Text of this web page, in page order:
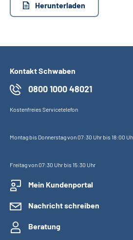
Online-Services
Leichte Sprache
Suche
Mein
Herunterladen
Kontakt Schwaben
0800 1000 48021
Kostenfreies Servicetelefon
Montag bis Donnerstag von 07:30 Uhr bis 18:00
Freitag von 07:30 Uhr bis 15:30 Uhr
Mein Kundenportal
Nachricht schreiben
Beratung